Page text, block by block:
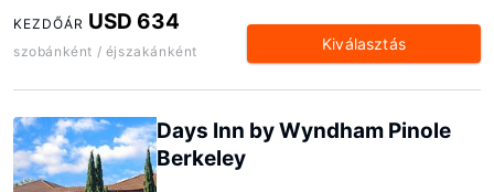
KEZDŐÁR USD 634
szobánként / éjszakánként Kiválasztás
Days Inn by Wyndham Pinole
Berkeley